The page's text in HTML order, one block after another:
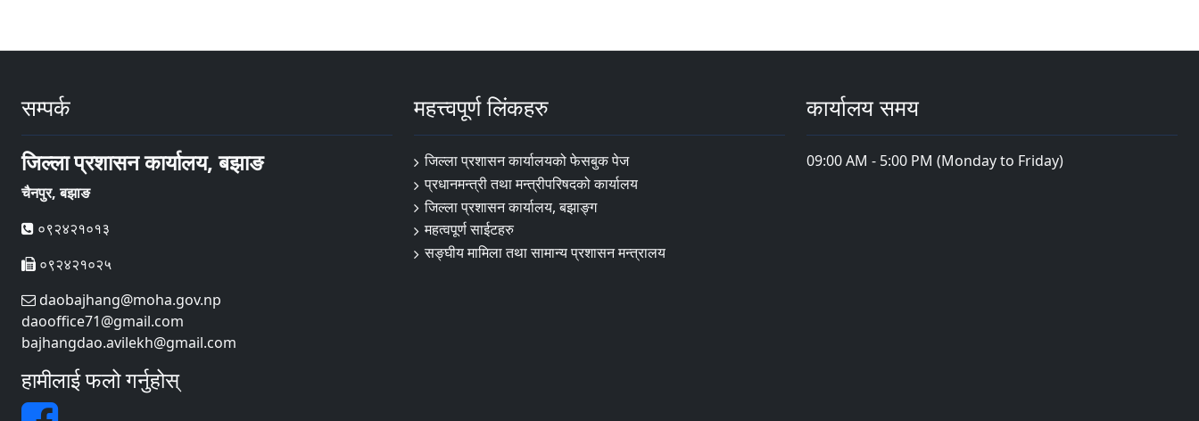
सम्पर्क
जिल्ला प्रशासन कार्यालय, बझाङ
चैनपुर, बझाङ
०९२४२१०१३
०९२४२१०२५
daobajhang@moha.gov.np
daooffice71@gmail.com
bajhangdao.avilekh@gmail.com
हामीलाई फलो गर्नुहोस्
महत्त्वपूर्ण लिंकहरु
जिल्ला प्रशासन कार्यालयको फेसबुक पेज
प्रधानमन्त्री तथा मन्त्रीपरिषदको कार्यालय
जिल्ला प्रशासन कार्यालय, बझाङ्ग
महत्वपूर्ण साईटहरु
सङ्घीय मामिला तथा सामान्य प्रशासन मन्त्रालय
कार्यालय समय
09:00 AM - 5:00 PM (Monday to Friday)